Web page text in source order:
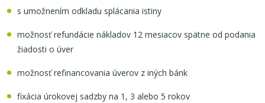
s umožnením odkladu splácania istiny
možnosť refundácie nákladov 12 mesiacov spätne od podania
žiadosti o úver
možnosť refinancovania úverov z iných bánk
fixácia úrokovej sadzby na 1, 3 alebo 5 rokov